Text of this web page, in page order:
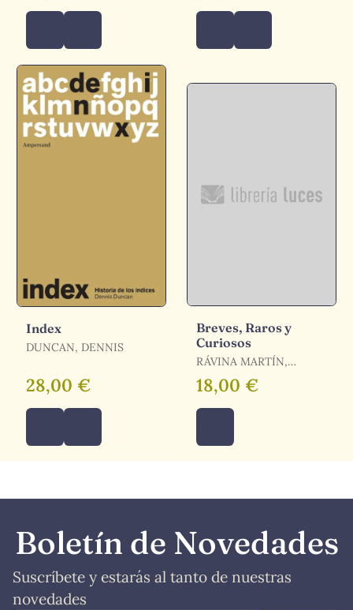
Index
DUNCAN, DENNIS
28,00 €
Breves, Raros y
Curiosos
RÁVINA MARTÍN,
MANUEL
18,00 €
Boletín de Novedades
Suscríbete y estarás al tanto de nuestras
novedades